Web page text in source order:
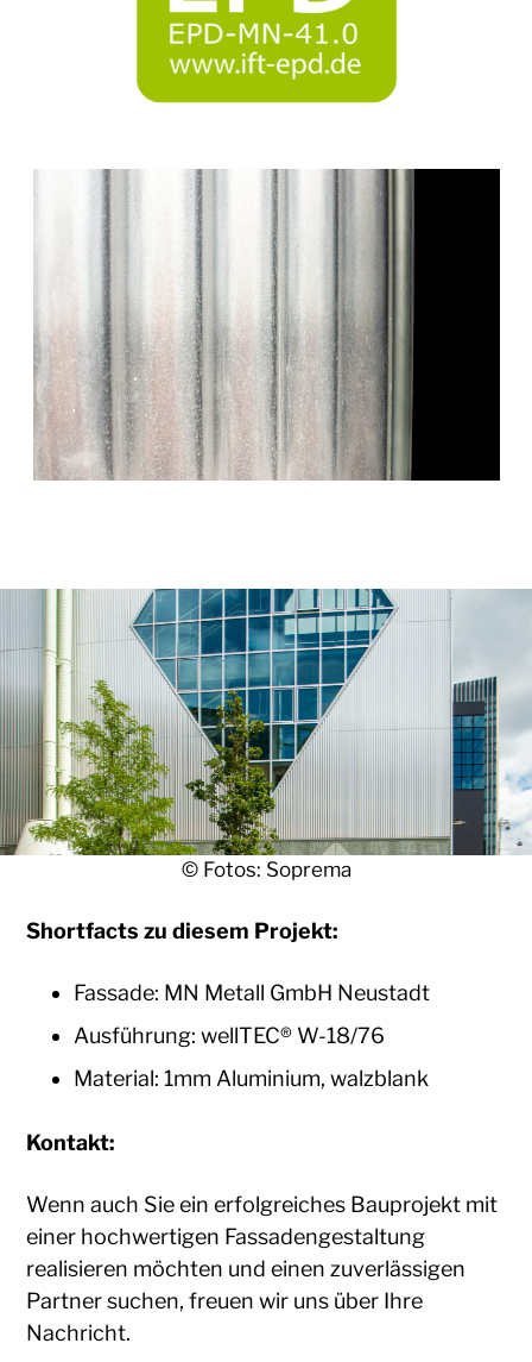
© Fotos: Soprema
Shortfacts zu diesem Projekt:
Fassade: MN Metall GmbH Neustadt
Ausführung: wellTEC® W-18/76
Material: 1mm Aluminium, walzblank
Kontakt:
Wenn auch Sie ein erfolgreiches Bauprojekt mit
einer hochwertigen Fassadengestaltung
realisieren möchten und einen zuverlässigen
Partner suchen, freuen wir uns über Ihre
Nachricht.